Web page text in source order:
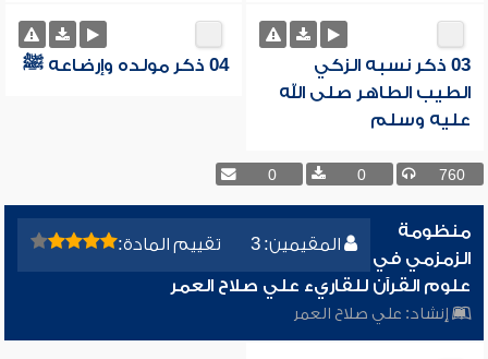
03 ذكر نسبه الزكي
الطيب الطاهر صلى الله
عليه وسلم
04 ذكر مولده وإرضاعه ﷺ
760
0
0
المقيمين: 3 تقييم المادة:
منظومة
الزمزمي في
علوم القرآن للقاريء علي صلاح العمر
إنشاد: علي صلاح العمر